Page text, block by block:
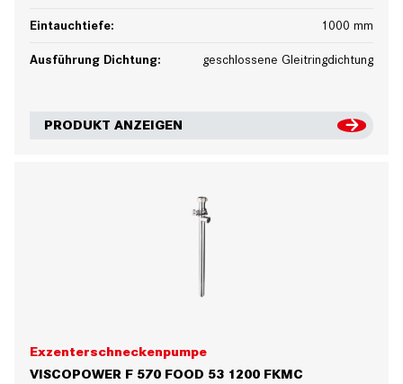
Eintauchtiefe: 1000 mm
Ausführung Dichtung: geschlossene Gleitringdichtung
PRODUKT ANZEIGEN
Exzenterschneckenpumpe
VISCOPOWER F 570 FOOD 53 1200 FKMC